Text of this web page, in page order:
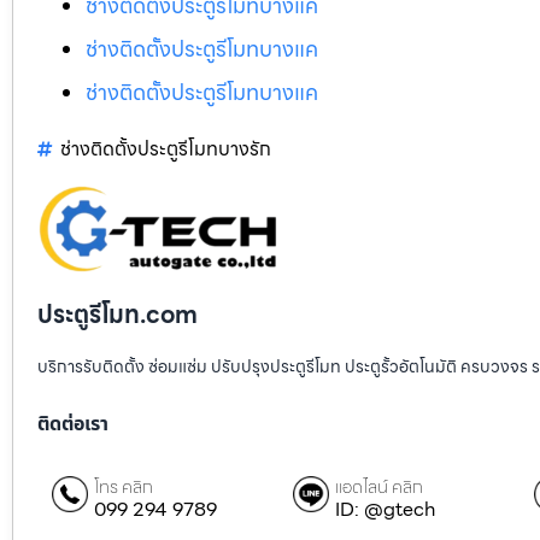
ช่างติดตั้งประตูรีโมทบางแค
ช่างติดตั้งประตูรีโมทบางแค
ช่างติดตั้งประตูรีโมทบางรัก
ประตูรีโมท.com
บริการรับติดตั้ง ซ่อมแซ่ม ปรับปรุงประตูรีโมท ประตูรั้วอัตโนมัติ ครบวงจร
ติดต่อเรา
โทร คลิก
099 294 9789
แอดไลน์ คลิก
ID: @gtech